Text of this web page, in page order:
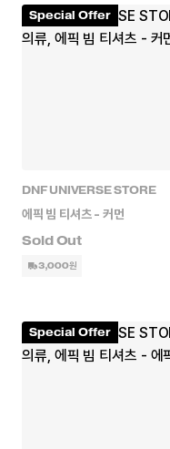
Special Offer
DNF UNIVERSE STORE
에픽 빔 티셔츠 - 커먼
3,000원
Special Offer